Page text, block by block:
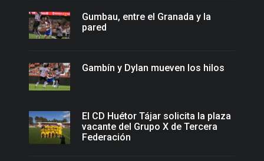
Gumbau, entre el Granada y la
pared
Gambín y Dylan mueven los hilos
El CD Huétor Tájar solicita la plaza
vacante del Grupo X de Tercera
Federación